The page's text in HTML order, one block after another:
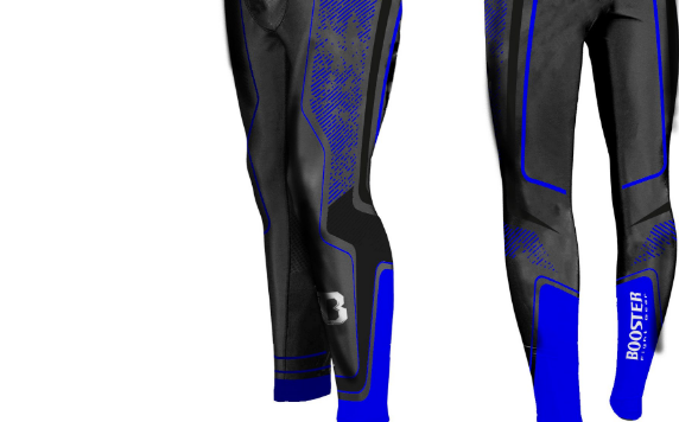
Voor dames
Zakhandschoenen
Trainingsartikelen
Bokszak
Bevestigingsmateriaal
bokszak
Bokspoppen
Stoot- en trapkussens
Stootkussens en pads